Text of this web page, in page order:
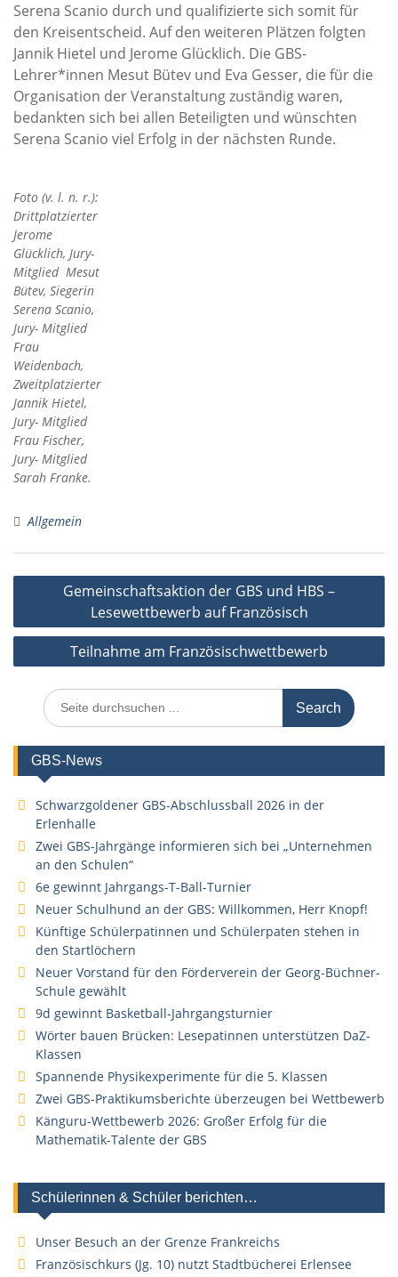
Serena Scanio durch und qualifizierte sich somit für
den Kreisentscheid. Auf den weiteren Plätzen folgten
Jannik Hietel und Jerome Glücklich. Die GBS-
Lehrer*innen Mesut Bütev und Eva Gesser, die für die
Organisation der Veranstaltung zuständig waren,
bedankten sich bei allen Beteiligten und wünschten
Serena Scanio viel Erfolg in der nächsten Runde.
Foto (v. l. n. r.):
Drittplatzierter
Jerome
Glücklich, Jury-
Mitglied Mesut
Bütev, Siegerin
Serena Scanio,
Jury- Mitglied
Frau
Weidenbach,
Zweitplatzierter
Jannik Hietel,
Jury- Mitglied
Frau Fischer,
Jury- Mitglied
Sarah Franke.
Allgemein
Beitragsnavigation
Gemeinschaftsaktion der GBS und HBS –
Lesewettbewerb auf Französisch
Teilnahme am Französischwettbewerb
Search
for:
GBS-News
Schwarzgoldener GBS-Abschlussball 2026 in der
Erlenhalle
Zwei GBS-Jahrgänge informieren sich bei „Unternehmen
an den Schulen“
6e gewinnt Jahrgangs-T-Ball-Turnier
Neuer Schulhund an der GBS: Willkommen, Herr Knopf!
Künftige Schülerpatinnen und Schülerpaten stehen in
den Startlöchern
Neuer Vorstand für den Förderverein der Georg-Büchner-
Schule gewählt
9d gewinnt Basketball-Jahrgangsturnier
Wörter bauen Brücken: Lesepatinnen unterstützen DaZ-
Klassen
Spannende Physikexperimente für die 5. Klassen
Zwei GBS-Praktikumsberichte überzeugen bei Wettbewerb
Känguru-Wettbewerb 2026: Großer Erfolg für die
Mathematik-Talente der GBS
Schülerinnen & Schüler berichten…
Unser Besuch an der Grenze Frankreichs
Französischkurs (Jg. 10) nutzt Stadtbücherei Erlensee